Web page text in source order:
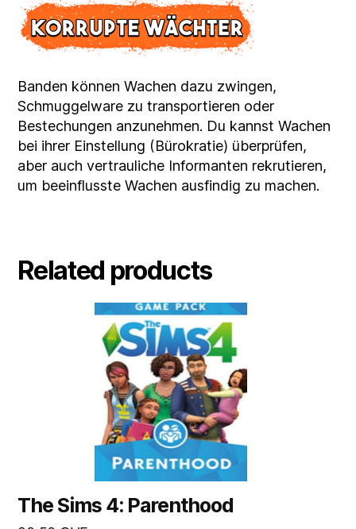
Banden können Wachen dazu zwingen,
Schmuggelware zu transportieren oder
Bestechungen anzunehmen. Du kannst Wachen
bei ihrer Einstellung (Bürokratie) überprüfen,
aber auch vertrauliche Informanten rekrutieren,
um beeinflusste Wachen ausfindig zu machen.
Related products
The Sims 4: Parenthood